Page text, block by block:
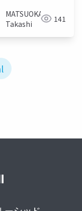
MATSUOKA
Takashi
141